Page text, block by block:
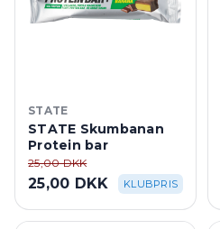
STATE
STATE Skumbanan
Protein bar
25,00 DKK
25,00 DKK KLUBPRIS